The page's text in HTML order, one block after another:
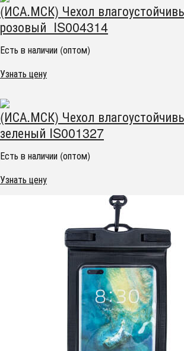
(ИСА.МСК) Чехол
розовый IS004314
Есть в наличии (оптом)
Узнать цену
(ИСА.МСК) Чехол
зеленый IS001327
Есть в наличии (оптом)
Узнать цену